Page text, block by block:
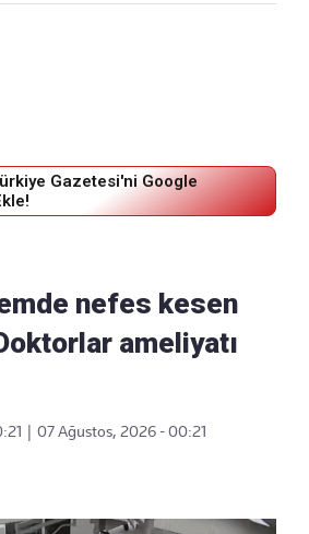
Gazetesi'ni Google
nefes kesen
ameliyatı
07 Ağustos, 2026 - 00:21